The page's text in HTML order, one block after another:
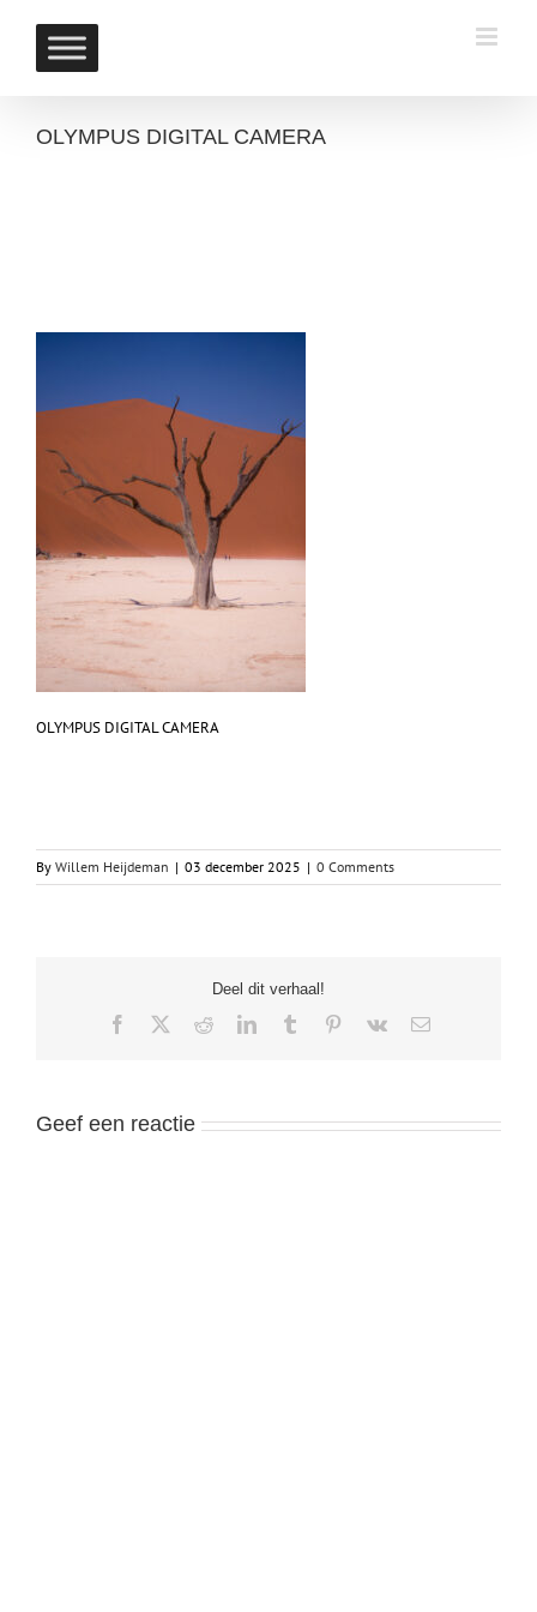
content
OLYMPUS DIGITAL CAMERA
OLYMPUS DIGITAL CAMERA
By Willem Heijdeman | 03 december 2025 | 0 Comments
Deel dit verhaal!
Facebook RedditLinkedInTumblr Pinterest
Vk Email
Geef een reactie